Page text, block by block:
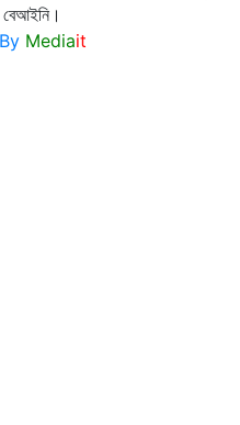
বেআইনি।
Mediait